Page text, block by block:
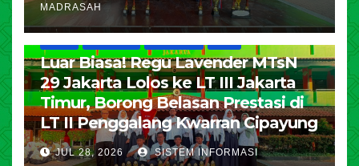
MADRASAH
Luar Biasa! Regu Lavender MTsN
29 Jakarta Lolos ke LT III Jakarta
Timur, Borong Belasan Prestasi di
LT II Penggalang Kwarran Cipayung
JUL 28, 2026 SISTEM INFORMASI